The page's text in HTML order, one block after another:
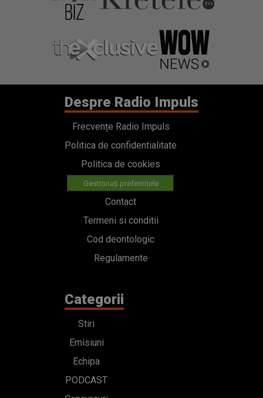
Despre Radio Impuls
Frecvențe Radio Impuls
Politica de confidentialitate
Politica de cookies
Gestionați preferințele
Contact
Termeni si conditii
Cod deontologic
Regulamente
Categorii
Stiri
Emisiuni
Echipa
PODCAST